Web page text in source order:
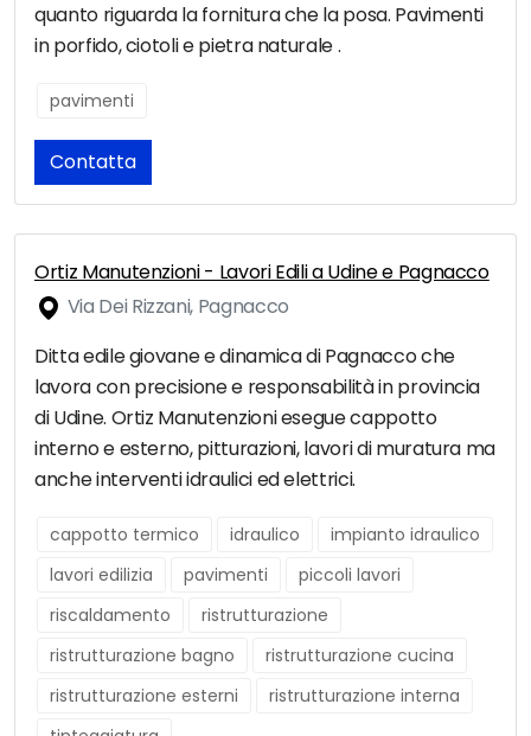
quanto riguarda la fornitura che la posa. Pavimenti
in porfido, ciotoli e pietra naturale .
pavimenti
Contatta
Ortiz Manutenzioni - Lavori Edili a Udine e Pagnacco
Via Dei Rizzani, Pagnacco
Ditta edile giovane e dinamica di Pagnacco che
lavora con precisione e responsabilità in provincia
di Udine. Ortiz Manutenzioni esegue cappotto
interno e esterno, pitturazioni, lavori di muratura ma
anche interventi idraulici ed elettrici.
cappotto termico idraulico
impianto idraulico
lavori edilizia
pavimenti
piccoli lavori
riscaldamento
ristrutturazione
ristrutturazione bagno
ristrutturazione cucina
ristrutturazione esterni
ristrutturazione interna